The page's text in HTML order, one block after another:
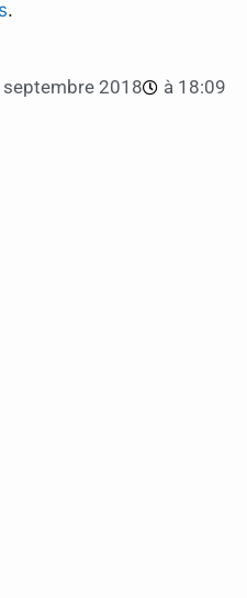
.
2018 à 18:09